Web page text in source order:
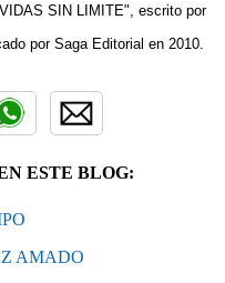
SIN LIMITE", escrito por
por Saga Editorial en 2010.
ESTE BLOG:
AMADO